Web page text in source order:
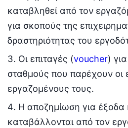
καταβληθεί από τον
για σκοπούς της
δραστηριότητας του
Οι επιταγές (voucher)
σταθμούς που παρέχουν οι
εργαζομένους τους.
Η αποζημίωση για έξοδα
καταβάλλονται από τον